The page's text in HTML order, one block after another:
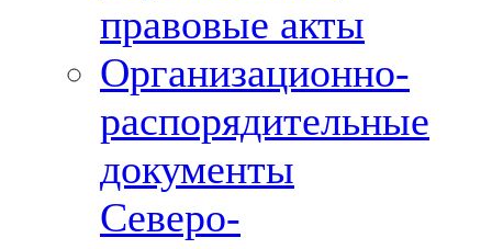
правовые акты
Организационно-
распорядительные
документы
Северо-